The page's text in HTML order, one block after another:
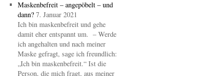
Maskenbefreit – angepöbelt – und
dann? 7. Januar 2021
Ich bin maskenbefreit und gehe
damit eher entspannt um. – Werde
ich angehalten und nach meiner
Maske gefragt, sage ich freundlich:
„Ich bin maskenbefreit.“ Ist die
Person, die mich fragt, aus meiner